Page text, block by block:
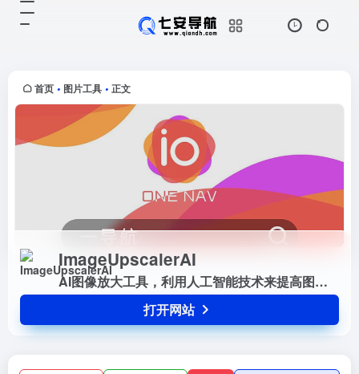
首页 • 图片工具 • 正文
ImageUpscalerAI
AI图像放大工具，利用人工智能技术来提高图像分辨率和质量的在线工具
打开网站